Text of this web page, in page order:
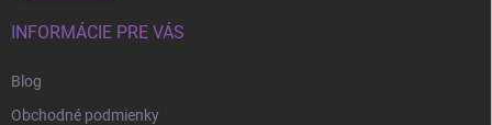
INFORMÁCIE PRE VÁS
Blog
Obchodné podmienky